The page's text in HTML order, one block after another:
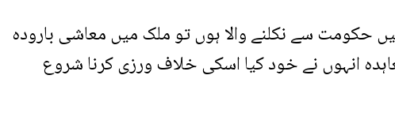
حکومت سے نکلنے والا ہوں تو ملک میں معاشی بارودہ
انہوں نے خود کیا اسکی خلاف ورزی کرنا شروع